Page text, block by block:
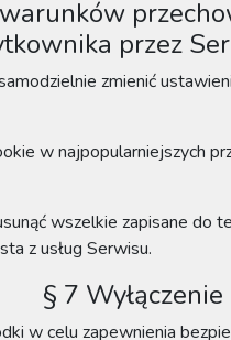
przez
zmienić
w najpopularniejszych
wszelkie zapisane do
z usług Serwisu.
§ 7
w celu zapewnienia